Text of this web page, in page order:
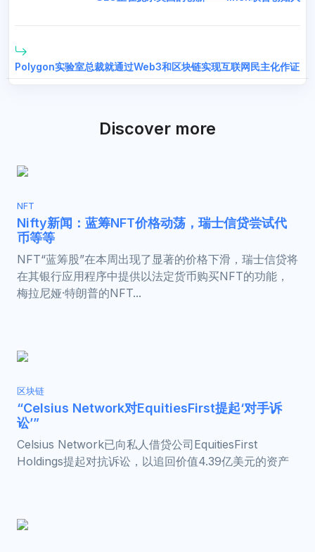
Polygon实验室总裁就通过Web3和区块链实现互联网民主化作证
Discover more
NFT
Nifty新闻：蓝筹NFT价格动荡，瑞士信贷尝试代
币等等
NFT“蓝筹股”在本周出现了显著的价格下滑，瑞士信贷将
在其银行应用程序中提供以法定货币购买NFT的功能，
梅拉尼娅·特朗普的NFT...
区块链
“Celsius Network对EquitiesFirst提起‘对手诉
讼’”
Celsius Network已向私人借贷公司EquitiesFirst
Holdings提起对抗诉讼，以追回价值4.39亿美元的资产